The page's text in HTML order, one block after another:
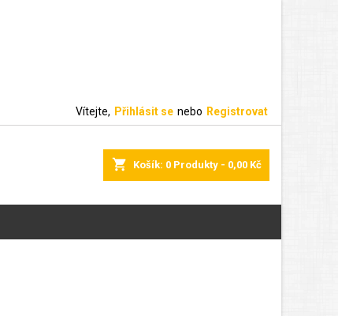
Vítejte, Přihlásit se nebo Registrovat
shopping_cart Košík: 0 Produkty - 0,00 Kč